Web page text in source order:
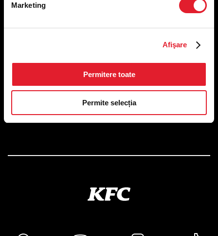
Marketing
Afişare
Permitere toate
Permite selecția
Restaurante
Adresă sediu: Bucureşti Sectorul 1, Calea Dorobanţilor, Nr.
CAMERA 5, Etaj 2